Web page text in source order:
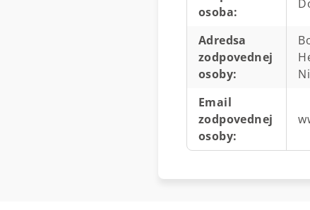
osoba:
Adredsa
zodpovednej
osoby:
Email
zodpovednej
osoby: